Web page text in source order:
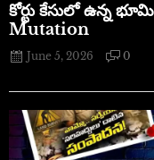
​కోర్టు కేసులో ఉన్న
Mutation
June 5, 2026 0